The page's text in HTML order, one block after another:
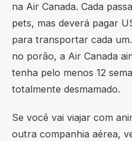
na Air Canada. Cada
pets, mas deverá pagar
para transportar cada
no porão, a Air Canada
tenha pelo menos 12
totalmente desmamado.
Se você vai viajar com
outra companhia aérea,